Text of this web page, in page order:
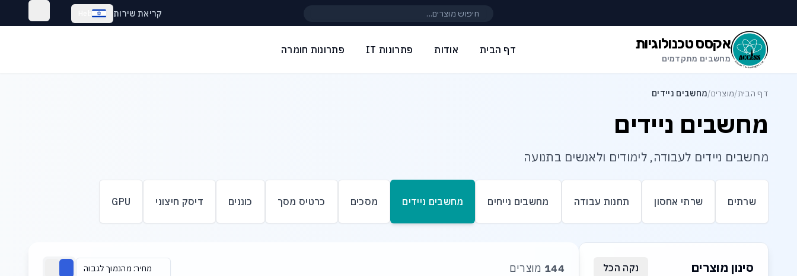
קריאת שירות
אקסס טכנולוגיות
מחשבים מתקדמים
פתרונות חומרה פתרונות IT אודות דף הבית
דף הבית/מוצרים/מחשבים ניידים
מחשבים ניידים
מחשבים ניידים לעבודה, לימודים ולאנשים בתנועה
שרתים שרתי אחסון תחנות עבודה מחשבים נייחים מחשבים ניידים מסכים כרטיס מסך כוננים דיסק חיצוני GPU
סינון מוצרים נקה הכל 144 מוצרים מחיר: מהנמוך לגבוה